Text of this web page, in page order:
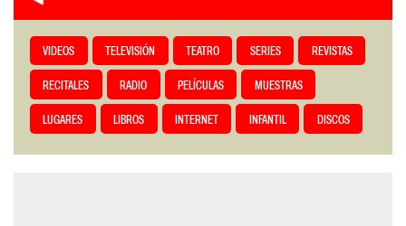
VIDEOS TELEVISIÓN TEATRO SERIES REVISTAS
RECITALES RADIO PELÍCULAS MUESTRAS
LUGARES LIBROS INTERNET INFANTIL DISCOS